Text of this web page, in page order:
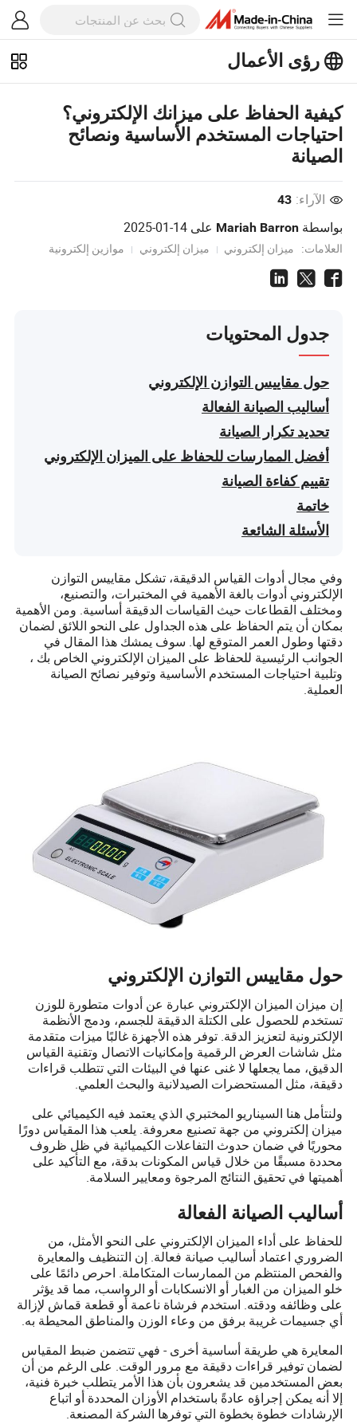
رؤى الأعمال
كيفية الحفاظ على ميزانك الإلكتروني؟
احتياجات المستخدم الأساسية ونصائح
الصيانة
الآراء: 43
بواسطةMariah Barron على2025-01-14
العلامات: ميزان إلكتروني ميزان إلكتروني موازين إلكترونية
جدول المحتويات
حول مقاييس التوازن الإلكتروني
أساليب الصيانة الفعالة
تحديد تكرار الصيانة
أفضل الممارسات للحفاظ على الميزان الإلكتروني
تقييم كفاءة الصيانة
خاتمة
الأسئلة الشائعة
وفي مجال أدوات القياس الدقيقة، تشكل مقاييس التوازن
الإلكتروني أدوات بالغة الأهمية في المختبرات، والتصنيع،
ومختلف القطاعات حيث القياسات الدقيقة أساسية. ومن الأهمية
بمكان أن يتم الحفاظ على هذه الجداول على النحو اللائق لضمان
دقتها وطول العمر المتوقع لها. سوف يمشك هذا المقال في
الجوانب الرئيسية للحفاظ على الميزان الإلكتروني الخاص بك ،
وتلبية احتياجات المستخدم الأساسية وتوفير نصائح الصيانة
العملية.
حول مقاييس التوازن الإلكتروني
إن ميزان الميزان الإلكتروني عبارة عن أدوات متطورة للوزن
تستخدم للحصول على الكتلة الدقيقة للجسم، ودمج الأنظمة
الإلكترونية لتعزيز الدقة. توفر هذه الأجهزة غالبًا ميزات متقدمة
مثل شاشات العرض الرقمية وإمكانيات الاتصال وتقنية القياس
الدقيق، مما يجعلها لا غنى عنها في البيئات التي تتطلب قراءات
دقيقة، مثل المستحضرات الصيدلانية والبحث العلمي.
ولنتأمل هنا السيناريو المختبري الذي يعتمد فيه الكيميائي على
ميزان إلكتروني من جهة تصنيع معروفة. يلعب هذا المقياس دورًا
محوريًا في ضمان حدوث التفاعلات الكيميائية في ظل ظروف
محددة مسبقًا من خلال قياس المكونات بدقة، مع التأكيد على
أهميتها في تحقيق النتائج المرجوة ومعايير السلامة.
أساليب الصيانة الفعالة
للحفاظ على أداء الميزان الإلكتروني على النحو الأمثل، من
الضروري اعتماد أساليب صيانة فعالة. إن التنظيف والمعايرة
والفحص المنتظم من الممارسات المتكاملة. احرص دائمًا على
خلو الميزان من الغبار أو الانسكابات أو الرواسب، مما قد يؤثر
على وظائفه ودقته. استخدم فرشاة ناعمة أو قطعة قماش لإزالة
أي جسيمات غريبة برفق من وعاء الوزن والمناطق المحيطة به.
المعايرة هي طريقة أساسية أخرى - فهي تتضمن ضبط المقياس
لضمان توفير قراءات دقيقة مع مرور الوقت. على الرغم من أن
بعض المستخدمين قد يشعرون بأن هذا الأمر يتطلب خبرة فنية،
إلا أنه يمكن إجراؤه عادةً باستخدام الأوزان المحددة أو اتباع
الإرشادات خطوة بخطوة التي توفرها الشركة المصنعة.